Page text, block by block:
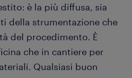
è la più diffusa, sia
della strumentazione che
del procedimento. È
che in cantiere per
Qualsiasi buon